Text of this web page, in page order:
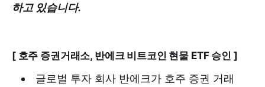
하고 있습니다.
[ 호주 증권거래소, 반에크 비트코인 현물 ETF 승인 ]
글로벌 투자 회사 반에크가 호주 증권 거래